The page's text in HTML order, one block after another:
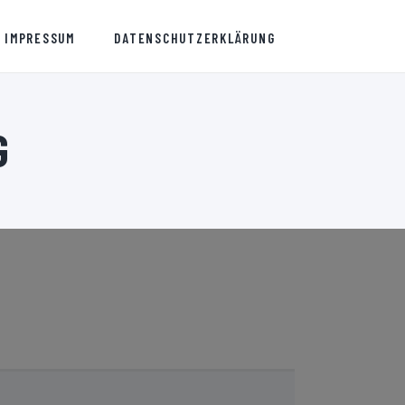
IMPRESSUM DATENSCHUTZERKLÄRUNG